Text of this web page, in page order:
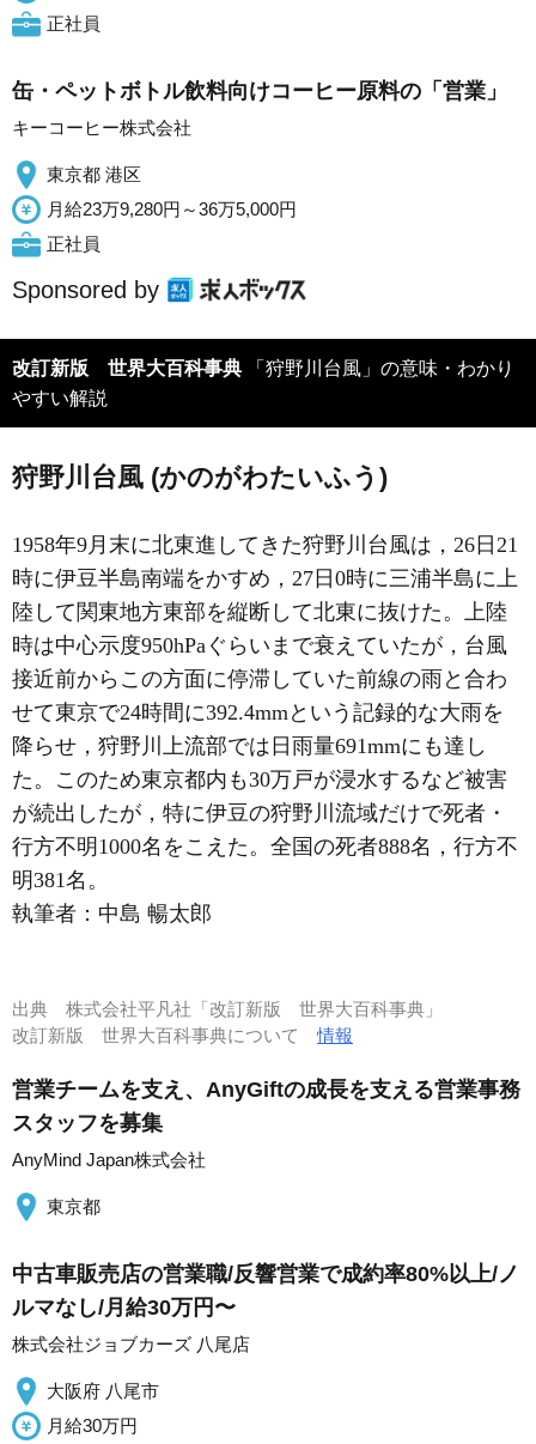
正社員
缶・ペットボトル飲料向けコーヒー原料の「営業」
キーコーヒー株式会社
東京都 港区
月給23万9,280円～36万5,000円
正社員
Sponsored by
改訂新版 世界大百科事典 「狩野川台風」の意味・わかり
やすい解説
狩野川台風 (かのがわたいふう)
1958年9月末に北東進してきた狩野川台風は，26日21
時に伊豆半島南端をかすめ，27日0時に三浦半島に上
陸して関東地方東部を縦断して北東に抜けた。上陸
時は中心示度950hPaぐらいまで衰えていたが，台風
接近前からこの方面に停滞していた前線の雨と合わ
せて東京で24時間に392.4mmという記録的な大雨を
降らせ，狩野川上流部では日雨量691mmにも達し
た。このため東京都内も30万戸が浸水するなど被害
が続出したが，特に伊豆の狩野川流域だけで死者・
行方不明1000名をこえた。全国の死者888名，行方不
明381名。
執筆者： 中島 暢太郎
出典 株式会社平凡社「改訂新版 世界大百科事典」
改訂新版 世界大百科事典について情報
営業チームを支え、AnyGiftの成長を支える営業事務
スタッフを募集
AnyMind Japan株式会社
東京都
中古車販売店の営業職/反響営業で成約率80%以上/ノ
ルマなし/月給30万円〜
株式会社ジョブカーズ 八尾店
大阪府 八尾市
月給30万円